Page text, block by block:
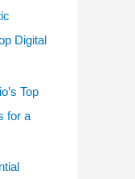
Digital
Top
for a